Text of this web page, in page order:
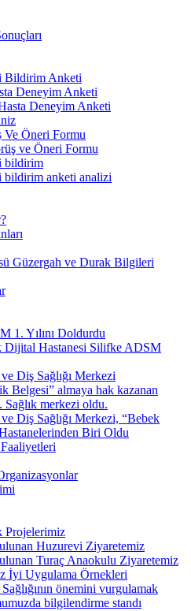
Bildirim Anketi
Deneyim Anketi
Deneyim Anketi
Ve Öneri Formu
ve Öneri Formu
bildirim
bildirim anketi analizi
Güzergah ve Durak Bilgileri
1. Yılını Doldurdu
Dijital Hastanesi Silifke ADSM
Diş Sağlığı Merkezi
Belgesi” almaya hak kazanan
Sağlık merkezi oldu.
Diş Sağlığı Merkezi, “Bebek
Biri Oldu
Projelerimiz
Huzurevi Ziyaretemiz
Turaç Anaokulu Ziyaretemiz
İyi Uygulama Örnekleri
önemini vurgulamak
bilgilendirme standı